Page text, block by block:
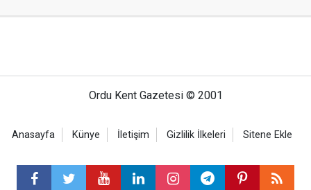
Ordu Kent Gazetesi © 2001
Anasayfa Künye İletişim Gizlilik İlkeleri Sitene Ekle